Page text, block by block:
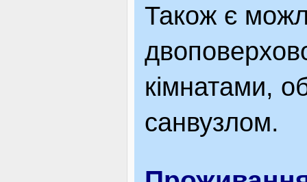
Також є
кімнатами,
санвузлом.